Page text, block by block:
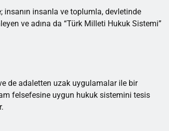
insanla ve toplumla, devletinde
ve adına da “Türk Milleti Hukuk Sistemi”
de adaletten uzak uygulamalar ile bir
felsefesine uygun hukuk sistemini tesis